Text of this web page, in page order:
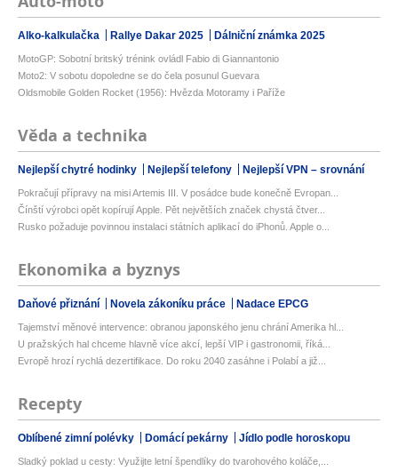
Alko-kalkulačka Rallye Dakar 2025 Dálniční známka 2025
MotoGP: Sobotní britský trénink ovládl Fabio di Giannantonio
Moto2: V sobotu dopoledne se do čela posunul Guevara
Oldsmobile Golden Rocket (1956): Hvězda Motoramy i Paříže
Věda a technika
Nejlepší chytré hodinky Nejlepší telefony Nejlepší VPN – srovnání
Pokračují přípravy na misi Artemis III. V posádce bude konečně Evropan...
Čínští výrobci opět kopírují Apple. Pět největších značek chystá čtver...
Rusko požaduje povinnou instalaci státních aplikací do iPhonů. Apple o...
Ekonomika a byznys
Daňové přiznání Novela zákoníku práce Nadace EPCG
Tajemství měnové intervence: obranou japonského jenu chrání Amerika hl...
U pražských hal chceme hlavně více akcí, lepší VIP i gastronomii, říká...
Evropě hrozí rychlá dezertifikace. Do roku 2040 zasáhne i Polabí a již...
Recepty
Oblíbené zimní polévky Domácí pekárny Jídlo podle horoskopu
Sladký poklad u cesty: Využijte letní špendlíky do tvarohového koláče,...